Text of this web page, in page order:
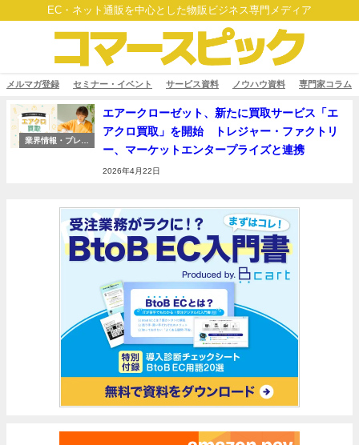
EC・ネット通販を中心とした物販ビジネス専門メディア
メルマガ登録 セミナー・イベント サービス資料 ノウハウ資料 専門家コラム
業界情報・プレス
エアークローゼット、新たに買取サービス「エ
アクロ買取」を開始 トレジャー・ファクトリ
ー、マーケットエンタープライズと連携
2026年4月22日